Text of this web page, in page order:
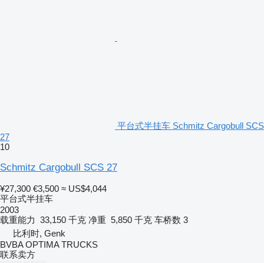
平台式半挂车 Schmitz Cargobull SCS
27
10
Schmitz Cargobull SCS 27
¥27,300 €3,500 ≈ US$4,044
平台式半挂车
2003
载重能力 33,150 千克 净重 5,850 千克 车桥数 3
比利时, Genk
BVBA OPTIMA TRUCKS
联系卖方